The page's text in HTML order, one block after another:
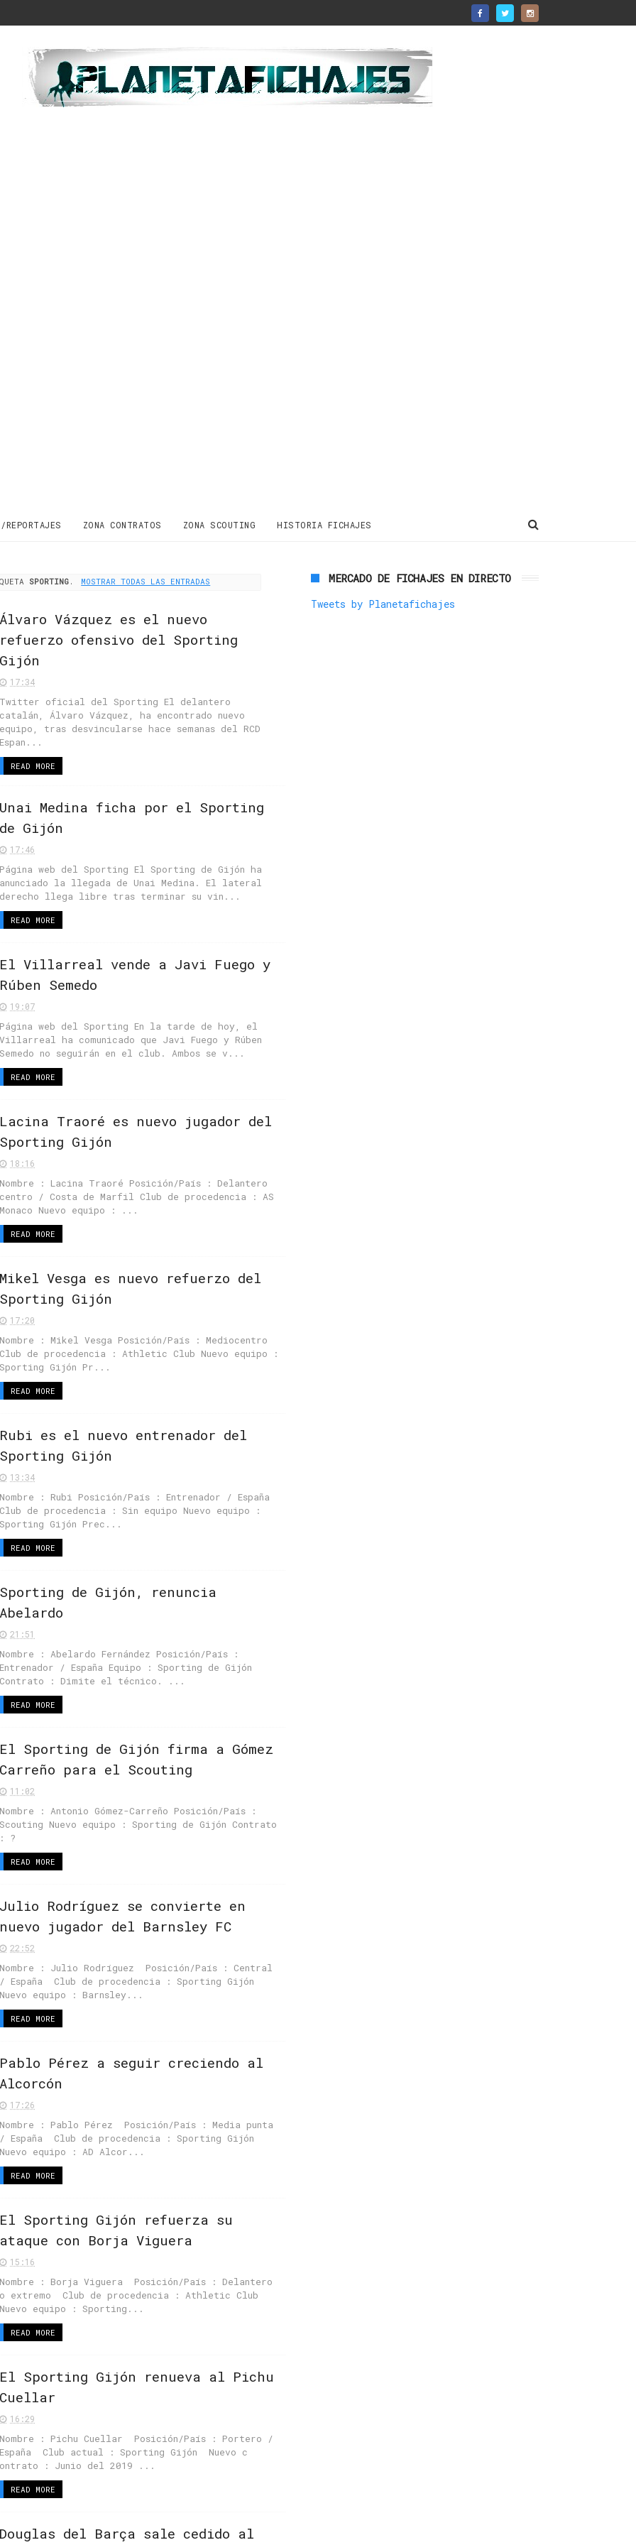
ZONA CONTRATOS ZONA SCOUTING HISTORIA FICHAJES
SPORTING. MOSTRAR TODAS LAS ENTRADAS
Álvaro Vázquez es el nuevo
refuerzo ofensivo del Sporting
Gijón
17:34
Twitter oficial del Sporting El delantero
catalán, Álvaro Vázquez, ha encontrado nuevo
equipo, tras desvincularse hace semanas del RCD
Espan...
READ MORE
Unai Medina ficha por el Sporting
de Gijón
17:46
Página web del Sporting El Sporting de Gijón ha
anunciado la llegada de Unai Medina. El lateral
derecho llega libre tras terminar su vin...
READ MORE
El Villarreal vende a Javi Fuego y
Rúben Semedo
19:07
Página web del Sporting En la tarde de hoy, el
Villarreal ha comunicado que Javi Fuego y Rúben
Semedo no seguirán en el club. Ambos se v...
READ MORE
Lacina Traoré es nuevo jugador del
Sporting Gijón
18:16
Nombre : Lacina Traoré Posición/País : Delantero
centro / Costa de Marfil Club de procedencia : AS
Monaco Nuevo equipo : ...
READ MORE
Mikel Vesga es nuevo refuerzo del
Sporting Gijón
17:20
Nombre : Mikel Vesga Posición/País : Mediocentro
Club de procedencia : Athletic Club Nuevo equipo :
Sporting Gijón Pr...
READ MORE
Rubi es el nuevo entrenador del
Sporting Gijón
13:34
Nombre : Rubi Posición/País : Entrenador / España
Club de procedencia : Sin equipo Nuevo equipo :
Sporting Gijón Prec...
READ MORE
Sporting de Gijón, renuncia
Abelardo
21:51
Nombre : Abelardo Fernández Posición/País :
Entrenador / España Equipo : Sporting de Gijón
Contrato : Dimite el técnico. ...
READ MORE
El Sporting de Gijón firma a Gómez
Carreño para el Scouting
11:02
Nombre : Antonio Gómez-Carreño Posición/País :
Scouting Nuevo equipo : Sporting de Gijón Contrato
: ?
READ MORE
Julio Rodríguez se convierte en
nuevo jugador del Barnsley FC
22:52
Nombre : Julio Rodríguez Posición/País : Central
/ España Club de procedencia : Sporting Gijón
Nuevo equipo : Barnsley...
READ MORE
Pablo Pérez a seguir creciendo al
Alcorcón
17:26
Nombre : Pablo Pérez Posición/País : Media punta
/ España Club de procedencia : Sporting Gijón
Nuevo equipo : AD Alcor...
READ MORE
El Sporting Gijón refuerza su
ataque con Borja Viguera
15:16
Nombre : Borja Viguera Posición/País : Delantero
o extremo Club de procedencia : Athletic Club
Nuevo equipo : Sporting...
READ MORE
El Sporting Gijón renueva al Pichu
Cuellar
16:29
Nombre : Pichu Cuellar Posición/País : Portero /
España Club actual : Sporting Gijón Nuevo c
ontrato : Junio del 2019 ...
READ MORE
Douglas del Barça sale cedido al
MERCADO DE FICHAJES EN DIRECTO
Tweets by Planetafichajes